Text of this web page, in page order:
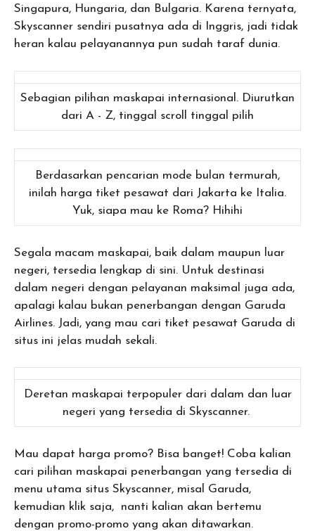
Singapura, Hungaria, dan Bulgaria. Karena ternyata,
Skyscanner sendiri pusatnya ada di Inggris, jadi tidak
heran kalau pelayanannya pun sudah taraf dunia.
Sebagian pilihan maskapai internasional. Diurutkan
dari A - Z, tinggal scroll tinggal pilih
Berdasarkan pencarian mode bulan termurah,
inilah harga tiket pesawat dari Jakarta ke Italia.
Yuk, siapa mau ke Roma? Hihihi
Segala macam maskapai, baik dalam maupun luar
negeri, tersedia lengkap di sini. Untuk destinasi
dalam negeri dengan pelayanan maksimal juga ada,
apalagi kalau bukan penerbangan dengan Garuda
Airlines. Jadi, yang mau cari tiket pesawat Garuda di
situs ini jelas mudah sekali.
Deretan maskapai terpopuler dari dalam dan luar
negeri yang tersedia di Skyscanner.
Mau dapat harga promo? Bisa banget! Coba kalian
cari pilihan maskapai penerbangan yang tersedia di
menu utama situs Skyscanner, misal Garuda,
kemudian klik saja, nanti kalian akan bertemu
dengan promo-promo yang akan ditawarkan.